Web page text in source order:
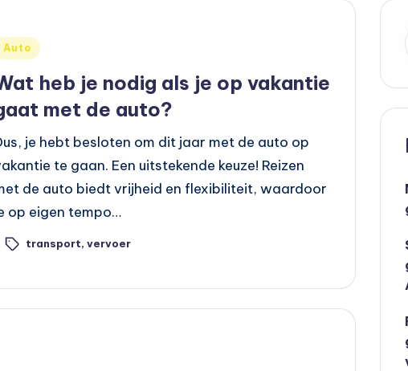
Auto
heb je nodig als je op vakantie
met de auto?
je hebt besloten om dit jaar met de auto op
te gaan. Een uitstekende keuze! Reizen
de auto biedt vrijheid en flexibiliteit, waardoor
op eigen tempo…
transport, vervoer